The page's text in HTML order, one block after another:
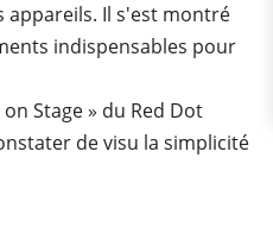
appareils. Il s'est montré
indispensables pour
Stage » du Red Dot
de visu la simplicité